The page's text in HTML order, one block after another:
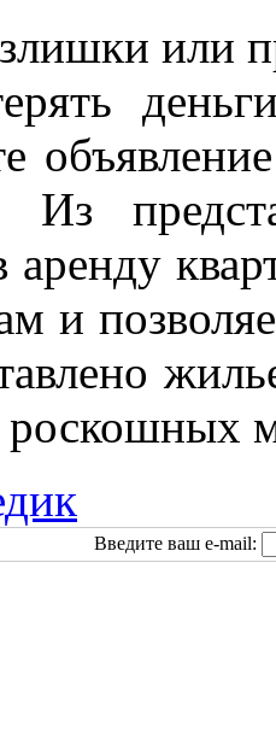
или
Из
и
роскошных
Введите ваш e-mail: